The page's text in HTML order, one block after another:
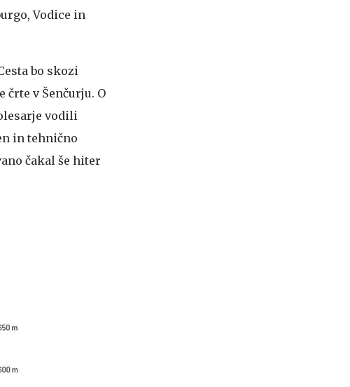
Vodice in
bo skozi
v Šenčurju. O
vodili
in tehnično
čakal še hiter